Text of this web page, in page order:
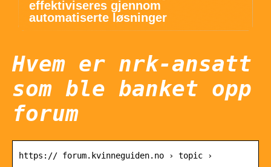
effektiviseres gjennom
automatiserte løsninger
Hvem er nrk-ansatt
som ble banket opp
forum
https:// forum.kvinneguiden.no › topic ›